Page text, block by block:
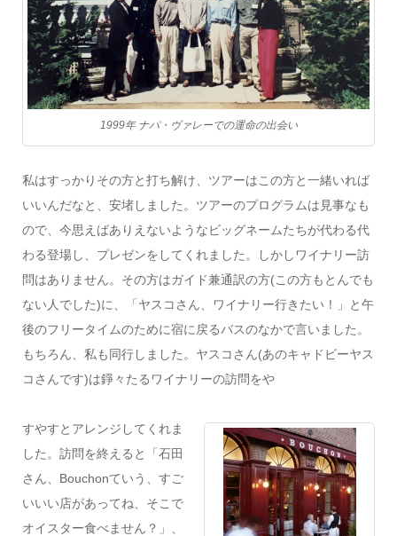
1999年 ナパ・ヴァレーでの運命の出会い
私はすっかりその方と打ち解け、ツアーはこの方と一緒いれば
いいんだなと、安堵しました。ツアーのプログラムは見事なも
ので、今思えばありえないようなビッグネームたちが代わる代
わる登場し、プレゼンをしてくれました。しかしワイナリー訪
問はありません。その方はガイド兼通訳の方(この方もとんでも
ない人でした)に、「ヤスコさん、ワイナリー行きたい！」と午
後のフリータイムのために宿に戻るバスのなかで言いました。
もちろん、私も同行しました。ヤスコさん(あのキャドビーヤス
コさんです)は錚々たるワイナリーの訪問をや
すやすとアレンジしてくれま
した。訪問を終えると「石田
さん、 Bouchonていう、すご
いいい店があってね、そこで
オイスター食べません？」、